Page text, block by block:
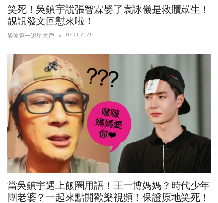
笑死！吳鎮宇說張智霖娶了袁詠儀是救贖眾生！
靚靚發文回懟來啦！
飯圈第一追星大戶 DEC 1, 2021
當吳鎮宇遇上飯圈用語！王一博媽媽？時代少年
團老婆？一起來點開歡樂視頻！保證原地笑死！